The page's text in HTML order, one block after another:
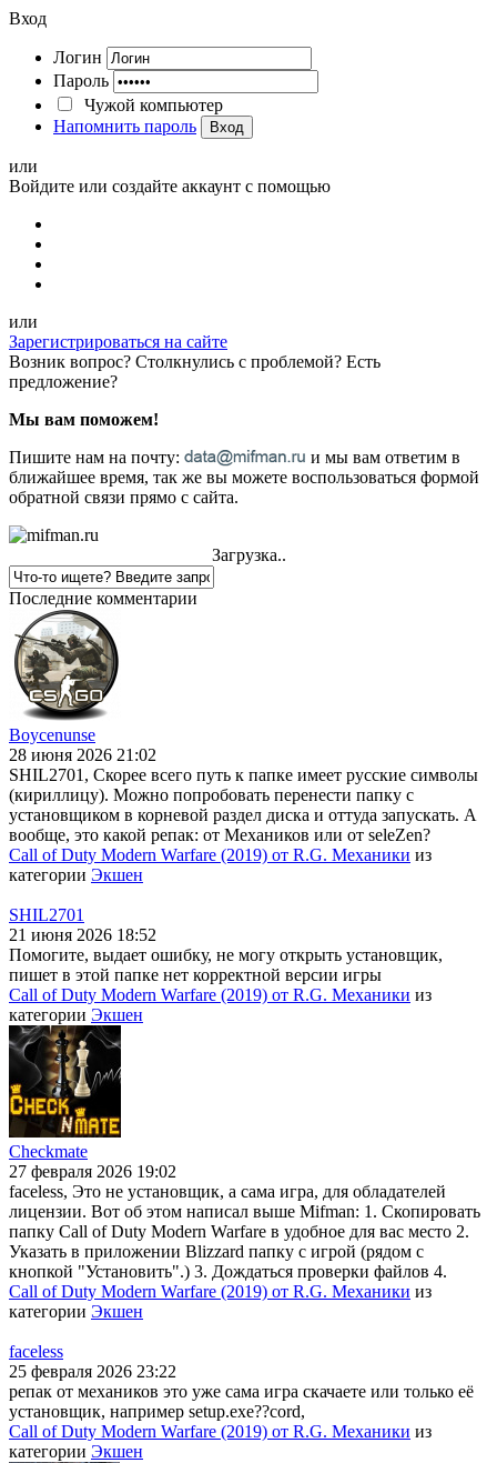
Вход
Логин
Пароль
Чужой компьютер
Напомнить пароль
Вход
или
Войдите или создайте аккаунт с помощью
или
Зарегистрироваться на сайте
Возник вопрос? Столкнулись с проблемой? Есть
предложение?
Мы вам поможем!
Пишите нам на почту:
и мы вам ответим в
ближайшее время, так же вы можете воспользоваться формой
обратной связи прямо с сайта.
Загрузка..
Последние комментарии
Boycenunse
28 июня 2026 21:02
SHIL2701, Скорее всего путь к папке имеет русские символы
(кириллицу). Можно попробовать перенести папку с
установщиком в корневой раздел диска и оттуда запускать. А
вообще, это какой репак: от Механиков или от seleZen?
Call of Duty Modern Warfare (2019) от R.G. Механики из
категории Экшен
SHIL2701
21 июня 2026 18:52
Помогите, выдает ошибку, не могу открыть установщик,
пишет в этой папке нет корректной версии игры
Call of Duty Modern Warfare (2019) от R.G. Механики из
категории Экшен
Checkmate
27 февраля 2026 19:02
faceless, Это не установщик, а сама игра, для обладателей
лицензии. Вот об этом написал выше Mifman: 1. Скопировать
папку Call of Duty Modern Warfare в удобное для вас место 2.
Указать в приложении Blizzard папку с игрой (рядом с
кнопкой "Установить".) 3. Дождаться проверки файлов 4.
Call of Duty Modern Warfare (2019) от R.G. Механики из
категории Экшен
faceless
25 февраля 2026 23:22
репак от механиков это уже сама игра скачаете или только её
установщик, например setup.exe??cord,
Call of Duty Modern Warfare (2019) от R.G. Механики из
категории Экшен